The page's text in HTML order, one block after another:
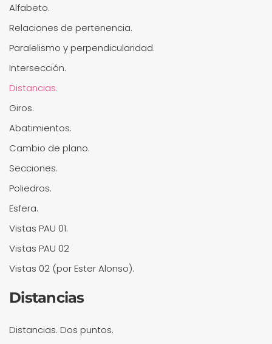
Alfabeto.
Relaciones de pertenencia.
Paralelismo y perpendicularidad.
Intersección.
Distancias.
Giros.
Abatimientos.
Cambio de plano.
Secciones.
Poliedros.
Esfera.
Vistas PAU 01.
Vistas PAU 02
Vistas 02 (por Ester Alonso).
Distancias
Distancias. Dos puntos.